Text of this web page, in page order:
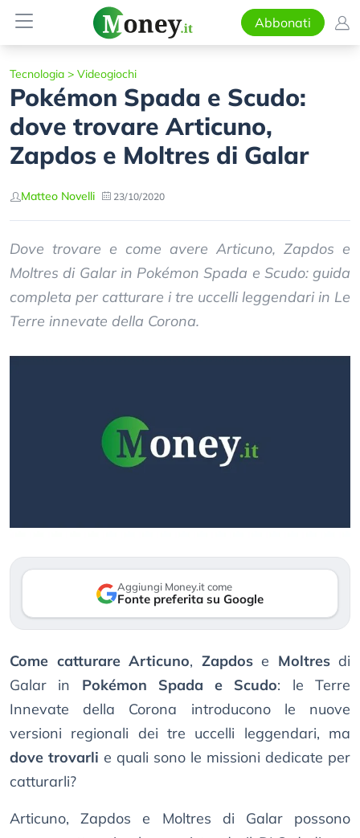
Abbonati
Tecnologia > Videogiochi
Pokémon Spada e Scudo:
dove trovare Articuno,
Zapdos e Moltres di Galar
Matteo Novelli 23/10/2020
Dove trovare e come avere Articuno, Zapdos e
Moltres di Galar in Pokémon Spada e Scudo: guida
completa per catturare i tre uccelli leggendari in Le
Terre innevate della Corona.
Aggiungi Money.it come
Fonte preferita su Google
Come catturare Articuno, Zapdose Moltresdi
Galar in Pokémon Spada e Scudo: le Terre
Innevate della Corona introducono le nuove
versioni regionali dei tre uccelli leggendari, ma
dove trovarli e quali sono le missioni dedicate per
catturarli?
Articuno, Zapdos e Moltres di Galar possono